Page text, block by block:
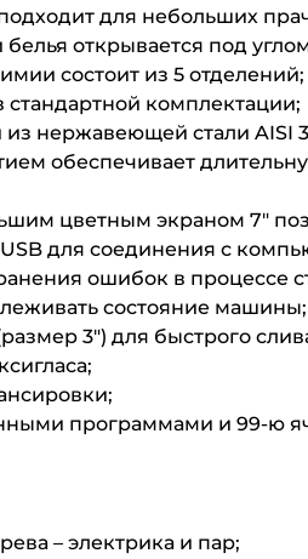
для небольших
открывается под
состоит из 5 отделений;
комплектации;
нержавеющей стали AISI
обеспечивает
цветным экраном 7″
для соединения с
ошибок в процессе
состояние машины;
3″) для быстрого
программами и 99-ю
– электрика и пар;